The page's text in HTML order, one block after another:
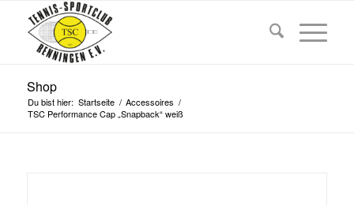
Shop
Du bist hier: Startseite / Accessoires /
TSC Performance Cap „Snapback“ weiß